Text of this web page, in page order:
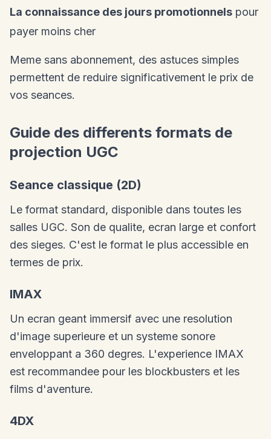
La connaissance des jours promotionnels pour
payer moins cher
Meme sans abonnement, des astuces simples
permettent de reduire significativement le prix de
vos seances.
Guide des differents formats de
projection UGC
Seance classique (2D)
Le format standard, disponible dans toutes les
salles UGC. Son de qualite, ecran large et confort
des sieges. C'est le format le plus accessible en
termes de prix.
IMAX
Un ecran geant immersif avec une resolution
d'image superieure et un systeme sonore
enveloppant a 360 degres. L'experience IMAX
est recommandee pour les blockbusters et les
films d'aventure.
4DX